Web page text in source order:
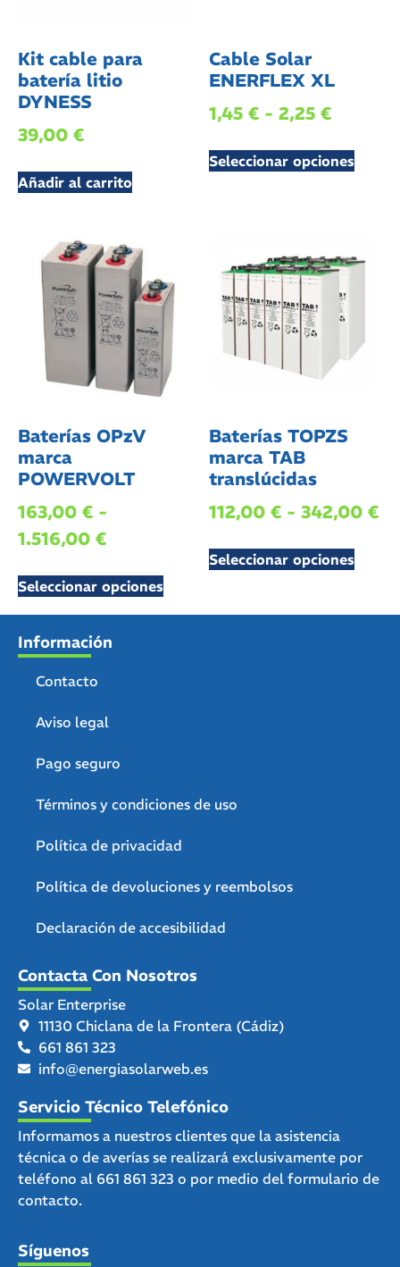
Kit cable para
batería litio
DYNESS
39,00 €
Añadir al carrito
Cable Solar
ENERFLEX XL
1,45 € - 2,25 €
Seleccionar opciones
Baterías OPzV
marca
POWERVOLT
163,00 € -
1.516,00 €
Seleccionar opciones
Baterías TOPZS
marca TAB
translúcidas
112,00 € - 342,00 €
Seleccionar opciones
Información
Contacto
Aviso legal
Pago seguro
Términos y condiciones de uso
Política de privacidad
Política de devoluciones y reembolsos
Declaración de accesibilidad
Contacta Con Nosotros
Solar Enterprise
11130 Chiclana de la Frontera (Cádiz)
661 861 323
info@energiasolarweb.es
Servicio Técnico Telefónico
Informamos a nuestros clientes que la asistencia
técnica o de averías se realizará exclusivamente por
teléfono al 661 861 323 o por medio del formulario de
contacto.
Síguenos